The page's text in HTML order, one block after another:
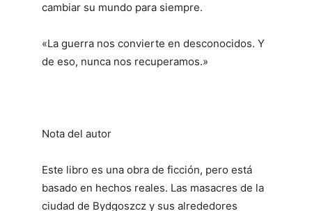
cambiar su mundo para siempre.
«La guerra nos convierte en desconocidos. Y
de eso, nunca nos recuperamos.»
Nota del autor
Este libro es una obra de ficción, pero está
basado en hechos reales. Las masacres de la
ciudad de Bydgoszcz y sus alrededores